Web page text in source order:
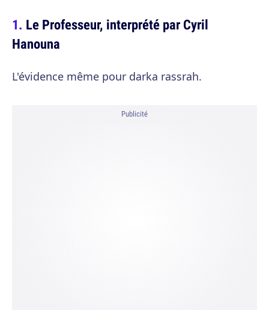
Le Professeur, interprété par Cyril
Hanouna
L'évidence même pour darka rassrah.
Publicité